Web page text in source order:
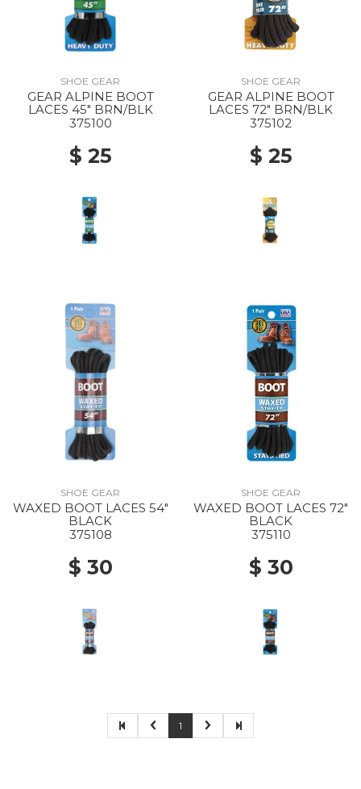
SHOE GEAR
GEAR ALPINE BOOT
LACES 45" BRN/BLK
375100
$ 25
SHOE GEAR
GEAR ALPINE BOOT
LACES 72" BRN/BLK
375102
$ 25
SHOE GEAR
WAXED BOOT LACES 54"
BLACK
375108
$ 30
SHOE GEAR
WAXED BOOT LACES 72"
BLACK
375110
$ 30
1